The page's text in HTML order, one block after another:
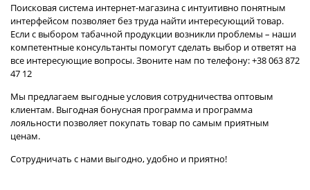
Поисковая система интернет-магазина с интуитивно понятным
интерфейсом позволяет без труда найти интересующий товар.
Если с выбором табачной продукции возникли проблемы – наши
компетентные консультанты помогут сделать выбор и ответят на
все интересующие вопросы. Звоните нам по телефону: +38 063 872
47 12
Мы предлагаем выгодные условия сотрудничества оптовым
клиентам. Выгодная бонусная программа и программа
лояльности позволяет покупать товар по самым приятным
ценам.
Сотрудничать с нами выгодно, удобно и приятно!